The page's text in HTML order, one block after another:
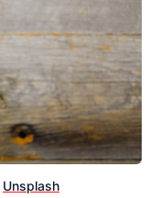
Unsplash